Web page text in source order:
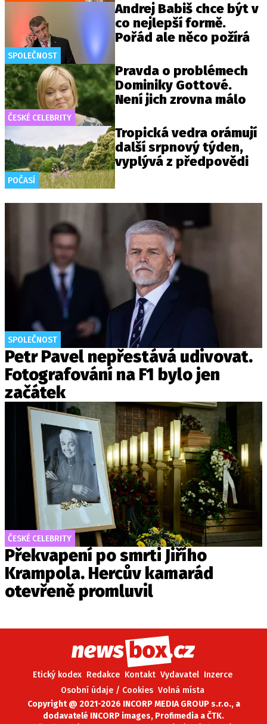
SPOLEČNOST
Andrej Babiš chce být v
co nejlepší formě.
Pořád ale něco požírá
ČESKÉ CELEBRITY
Pravda o problémech
Dominiky Gottové.
Není jich zrovna málo
POČASÍ
Tropická vedra orámují
další srpnový týden,
vyplývá z předpovědi
SPOLEČNOST
Petr Pavel nepřestává udivovat.
Fotografování na F1 bylo jen
začátek
ČESKÉ CELEBRITY
Překvapení po smrti Jiřího
Krampola. Hercův kamarád
otevřeně promluvil
Etický kodex Redakce Kontakt Vydavatel Inzerce
Osobní údaje / Cookies Volná místa
Copyright @ 2021-2026 INCORP MEDIA GROUP s.r.o., a
dodavatelé INCORP images, Profimedia a ČTK.